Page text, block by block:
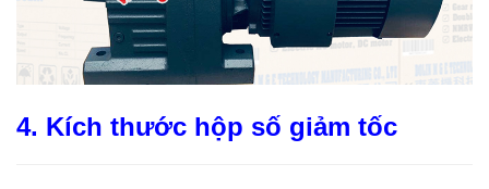
4. Kích thước hộp số giảm tốc